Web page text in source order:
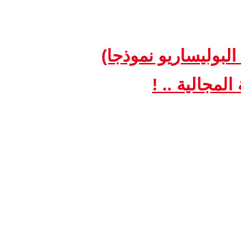
.. !
نموذجا)